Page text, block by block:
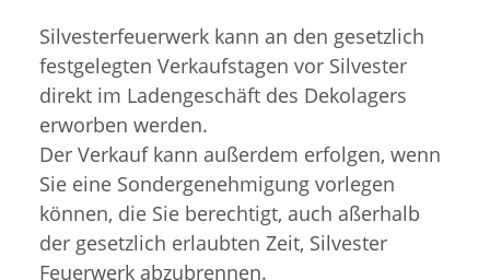
Silvesterfeuerwerk kann an den gesetzlich
festgelegten Verkaufstagen vor Silvester
direkt im Ladengeschäft des Dekolagers
erworben werden.
Der Verkauf kann außerdem erfolgen, wenn
Sie eine Sondergenehmigung vorlegen
können, die Sie berechtigt, auch aßerhalb
der gesetzlich erlaubten Zeit, Silvester
Feuerwerk abzubrennen.